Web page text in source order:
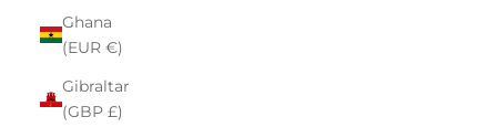
Ghana
(EUR €)
Gibraltar
(GBP £)